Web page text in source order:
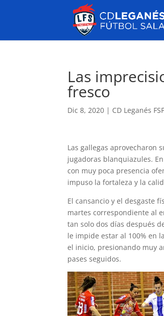
Las
fresco
Dic 8, 2020 | CD Leganés FSF
Las gallegas aprovecharon
jugadoras blanquiazules.
con muy poca presencia
impuso la fortaleza y la
El cansancio y el desgaste
martes correspondiente al
tan solo dos días después
le impide estar al 100% en
el inicio, presionando muy
pases seguidos.